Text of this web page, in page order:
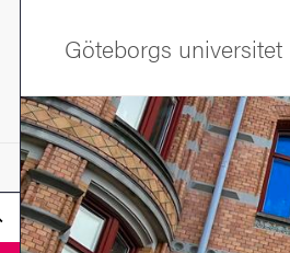
Undermeny för Studera
Göteborgs universitet
Bild